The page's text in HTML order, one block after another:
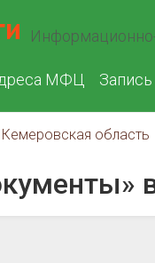
МФЦ Запись
Кемеровская область